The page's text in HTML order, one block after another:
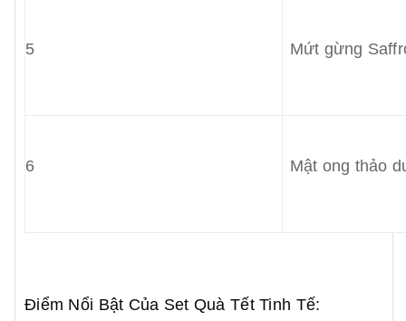
5 Mứt gừng
6 Mật ong thảo
Điểm Nổi Bật Của Set Quà Tết Tinh Tế: